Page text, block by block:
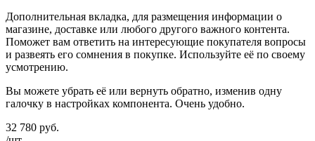
Дополнительная вкладка, для размещения информации о
магазине, доставке или любого другого важного контента.
Поможет вам ответить на интересующие покупателя вопросы
и развеять его сомнения в покупке. Используйте её по своему
усмотрению.
Вы можете убрать её или вернуть обратно, изменив одну
галочку в настройках компонента. Очень удобно.
32 780 руб.